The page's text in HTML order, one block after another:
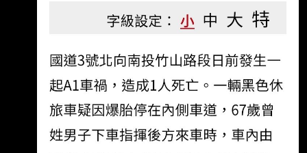
https://udn.com/news/story/7320/9672734 : 國
3竹山驚傳追撞悲劇釀1死4傷 休旅車爆胎停內線
遭撞婦人傷重亡 : 2026-08-05 16:45 聯合報／
記者 : 江良誠／南投即時報導 : 國道3號北向
240.2公里南投竹山路段，3日下午發生死亡車
禍！1輛休旅車疑因爆胎停在內 : 側車道，後方
車輛疑未注意前方狀